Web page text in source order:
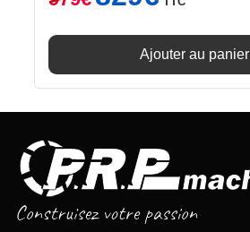
prix
prix
est :
Ajouter au panier